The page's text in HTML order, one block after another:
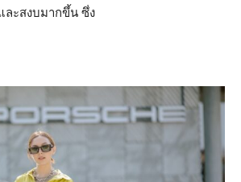
ละสงบมากขึ้น ซึ่ง